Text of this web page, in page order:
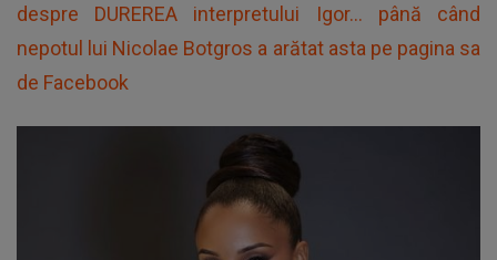
despre DUREREA interpretului Igor... până când
nepotul lui Nicolae Botgros a arătat asta pe pagina sa
de Facebook